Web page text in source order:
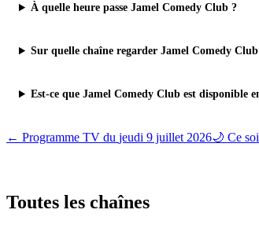
À quelle heure passe Jamel Comedy Club ?
Sur quelle chaîne regarder Jamel Comedy
Est-ce que Jamel Comedy Club est disponible
← Programme TV du jeudi 9 juillet 2026🌙 Ce
Toutes les chaînes